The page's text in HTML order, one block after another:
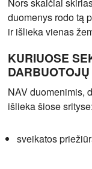
duomenys rodo tą
ir išlieka vienas
KURIUOSE
NAV duomenimis,
išlieka šiose srityse:
sveikatos